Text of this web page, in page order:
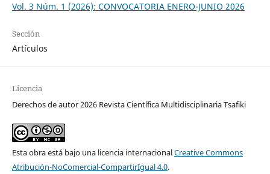
Vol. 3 Núm. 1 (2026): CONVOCATORIA ENERO-JUNIO 2026
Sección
Artículos
Licencia
Derechos de autor 2026 Revista Científica Multidisciplinaria Tsafiki
Esta obra está bajo una licencia internacionalCreative Commons
Atribución-NoComercial-CompartirIgual 4.0.